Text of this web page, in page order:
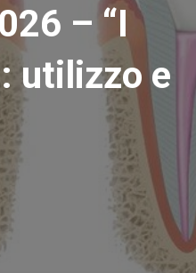
– “I
utilizzo e